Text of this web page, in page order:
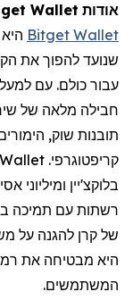
אודות Wallet
Bitget Wallet
שנועד להפוך את
עבור כולם. עם
חבילה מלאה של
תובנות שוק,
קריפטוגרפי.
בלוקצ'יין ומיליוני
רשתות עם תמיכה
היא מבטיחה את
המשתמשים.